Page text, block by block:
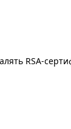
RSA-